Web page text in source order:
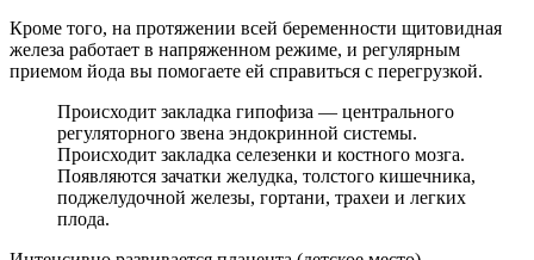
Кроме того, на протяжении всей беременности щитовидная
железа работает в напряженном режиме, и регулярным
приемом йода вы помогаете ей справиться с перегрузкой.
Происходит закладка гипофиза — центрального
регуляторного звена эндокринной системы.
Происходит закладка селезенки и костного мозга.
Появляются зачатки желудка, толстого кишечника,
поджелудочной железы, гортани, трахеи и легких
плода.